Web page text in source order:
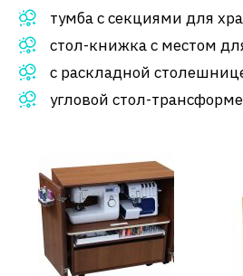
тумба с секциями для
стол-книжка с местом
с раскладной
угловой стол-